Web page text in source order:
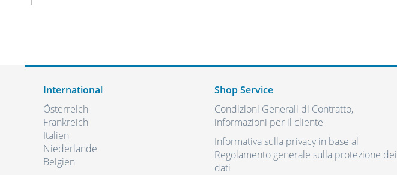
International
Österreich
Frankreich
Italien
Niederlande
Belgien
Shop Service
Condizioni Generali di Contratto,
informazioni per il cliente
Informativa sulla privacy in base al
Regolamento generale sulla protezione dei
dati